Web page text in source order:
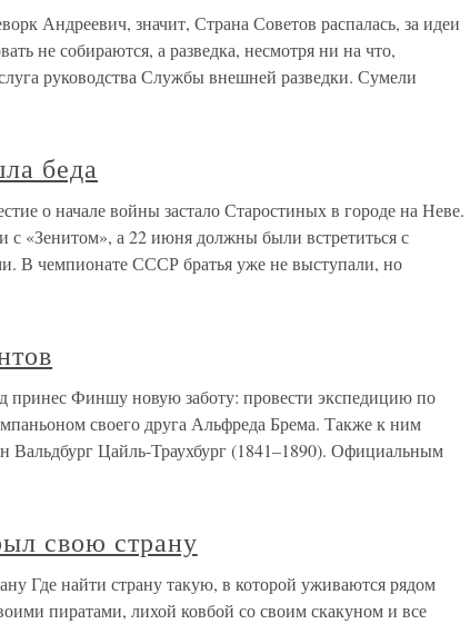
Андреевич, значит, Страна Советов распалась, за идеи
не собираются, а разведка, несмотря ни на что,
руководства Службы внешней разведки. Сумели
беда
о начале войны застало Старостиных в городе на Неве.
с «Зенитом», а 22 июня должны были встретиться с
В чемпионате СССР братья уже не выступали, но
принес Финшу новую заботу: провести экспедицию по
своего друга Альфреда Брема. Также к ним
Вальдбург Цайль-Траухбург (1841–1890). Официальным
свою страну
Где найти страну такую, в которой уживаются рядом
пиратами, лихой ковбой со своим скакуном и все